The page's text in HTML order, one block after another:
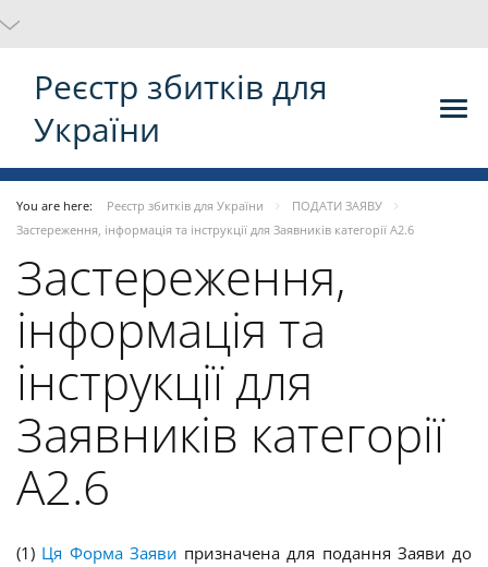
Реєстр збитків для
України
You are here: Реєстр збитків для України
ПОДАТИ ЗАЯВУ
Застереження, інформація та інструкції для Заявників категорії A2.6
Застереження,
інформація та
інструкції для
Заявників категорії
A2.6
(1) Ця Форма Заяви призначена для подання Заяви до